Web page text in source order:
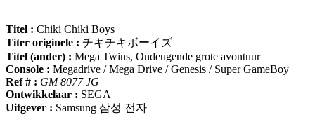
Titel : Chiki Chiki Boys
Titer originele : チキチキボーイズ
Titel (ander) : Mega Twins, Ondeugende grote avontuur
Console : Megadrive / Mega Drive / Genesis / Super GameBoy
Ref # : GM 8077 JG
Ontwikkelaar : SEGA
Uitgever : Samsung 삼성 전자